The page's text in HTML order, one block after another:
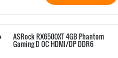
ASRock RX6500XT 4GB Phantom
Gaming D OC HDMI/DP DDR6